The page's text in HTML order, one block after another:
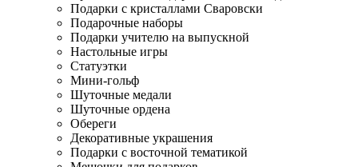
Подарки с кристаллами Сваровски
Подарочные наборы
Подарки учителю на выпускной
Настольные игры
Статуэтки
Мини-гольф
Шуточные медали
Шуточные ордена
Обереги
Декоративные украшения
Подарки с восточной тематикой